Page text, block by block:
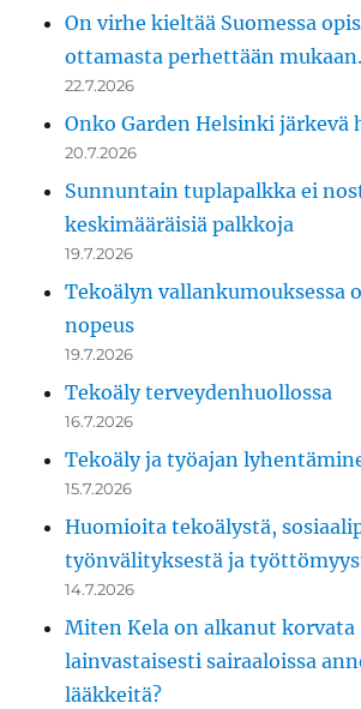
On virhe kieltää Suomessa
ottamasta perhettään mukaan.
22.7.2026
Onko Garden Helsinki järkevä
20.7.2026
Sunnuntain tuplapalkka ei
keskimääräisiä palkkoja
19.7.2026
Tekoälyn vallankumouksessa
nopeus
19.7.2026
Tekoäly terveydenhuollossa
16.7.2026
Tekoäly ja työajan
15.7.2026
Huomioita tekoälystä,
työnvälityksestä ja
14.7.2026
Miten Kela on alkanut korvata
lainvastaisesti sairaaloissa
lääkkeitä?